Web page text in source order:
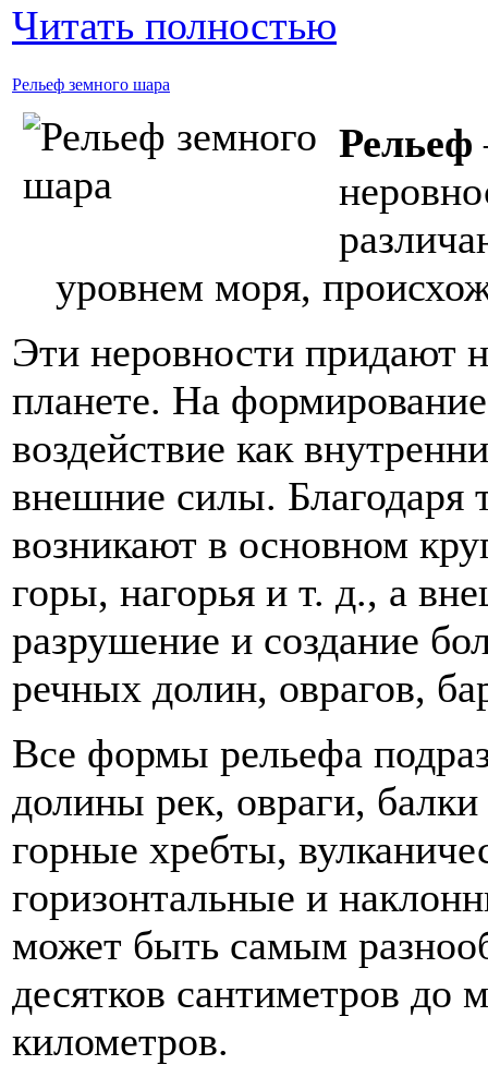
Читать полностью
Рельеф земного шара
Рельеф
уровнем моря,
Эти неровности придают
планете. На
воздействие как
внешние силы. Благодаря
возникают в основном
горы, нагорья и т. д., а
разрушение и создание
речных долин, оврагов,
Все формы рельефа
долины рек, овраги,
горные хребты,
горизонтальные и
может быть самым
десятков сантиметров до
километров.